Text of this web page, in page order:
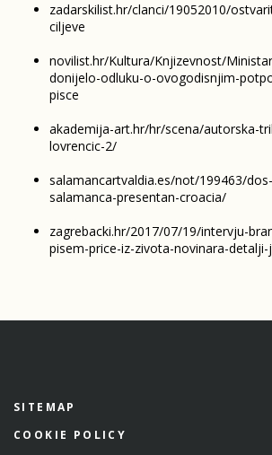
zadarskilist.hr/clanci/19052010/
ciljeve
novilist.hr/Kultura/Knjizevnost/
donijelo-odluku-o-ovogodisnjim-
pisce
akademija-art.hr/hr/scena/autorska-
lovrencic-2/
salamancartvaldia.es/not/199463/
salamanca-presentan-croacia/
zagrebacki.hr/2017/07/19/intervju-
pisem-price-iz-zivota-novinara-
SITEMAP
COOKIE POLICY